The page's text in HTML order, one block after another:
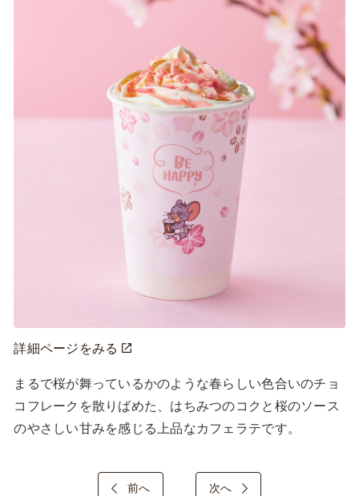
詳細ページをみる
まるで桜が舞っているかのような春らしい色合いのチョ
コフレークを散りばめた、はちみつのコクと桜のソース
のやさしい甘みを感じる上品なカフェラテです。
前へ 次へ